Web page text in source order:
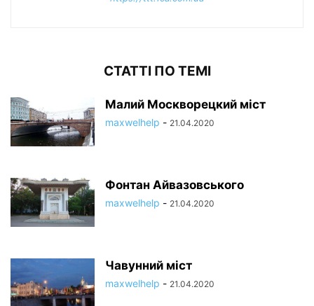
СТАТТІ ПО ТЕМІ
Малий Москворецкий міст
maxwelhelp - 21.04.2020
Фонтан Айвазовського
maxwelhelp - 21.04.2020
Чавунний міст
maxwelhelp - 21.04.2020